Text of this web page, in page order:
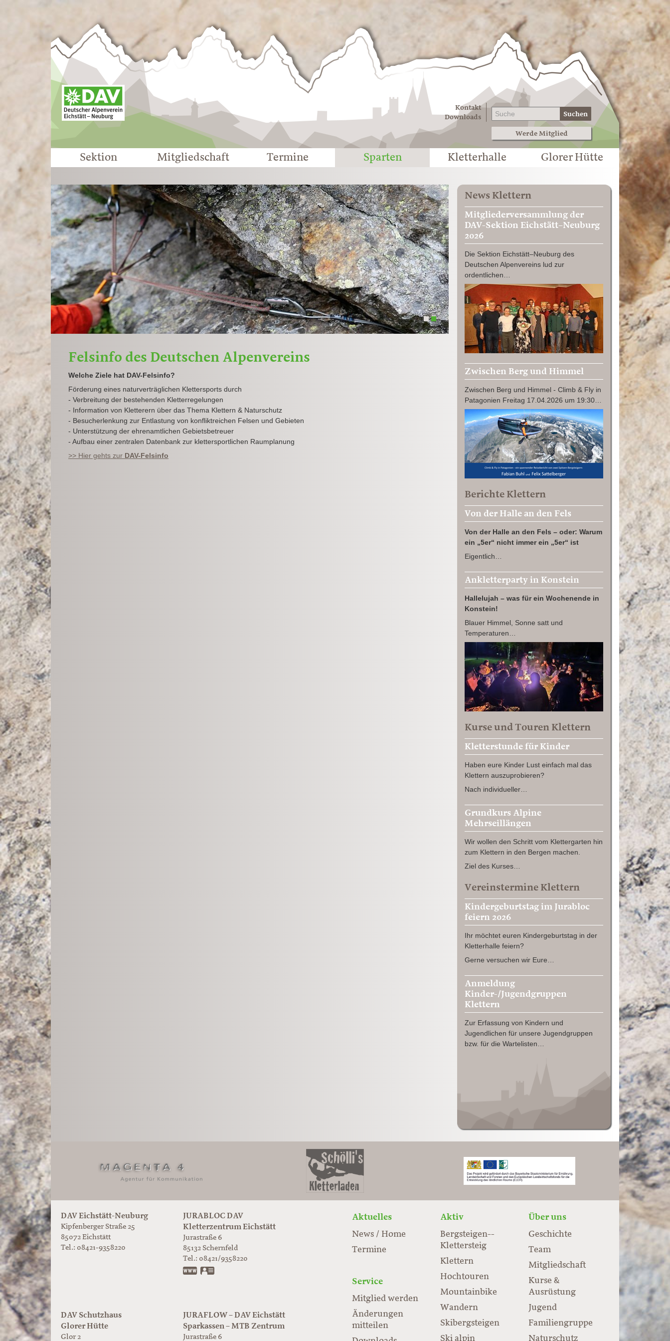
Sektion
Eichstätt
Kontakt
Downloads
Suchen
Werde Mitglied
Sektion Mitgliedschaft Termine Sparten Kletterhalle Glorer Hütte
1 2
Felsinfo des Deutschen Alpenvereins
Welche Ziele hat DAV-Felsinfo?
Förderung eines naturverträglichen Klettersports durch
- Verbreitung der bestehenden Kletterregelungen
- Information von Kletterern über das Thema Klettern & Naturschutz
- Besucherlenkung zur Entlastung von konfliktreichen Felsen und Gebieten
- Unterstützung der ehrenamtlichen Gebietsbetreuer
- Aufbau einer zentralen Datenbank zur klettersportlichen Raumplanung
>> Hier gehts zur DAV-Felsinfo
News Klettern
Mitgliederversammlung der
DAV-Sektion Eichstätt–Neuburg
2026
Die Sektion Eichstätt–Neuburg des
Deutschen Alpenvereins lud zur
ordentlichen…
Zwischen Berg und Himmel
Zwischen Berg und Himmel - Climb & Fly in
Patagonien Freitag 17.04.2026 um 19:30…
Berichte Klettern
Von der Halle an den Fels
Von der Halle an den Fels – oder: Warum
ein „5er“ nicht immer ein „5er“ ist
Eigentlich…
Ankletterparty in Konstein
Hallelujah – was für ein Wochenende in
Konstein!
Blauer Himmel, Sonne satt und
Temperaturen…
Kurse und Touren Klettern
Kletterstunde für Kinder
Haben eure Kinder Lust einfach mal das
Klettern auszuprobieren?
Nach individueller…
Grundkurs Alpine
Mehrseillängen
Wir wollen den Schritt vom Klettergarten hin
zum Klettern in den Bergen machen.
Ziel des Kurses…
Vereinstermine Klettern
Kindergeburtstag im Jurabloc
feiern 2026
Ihr möchtet euren Kindergeburtstag in der
Kletterhalle feiern?
Gerne versuchen wir Eure…
Anmeldung
Kinder-/Jugendgruppen
Klettern
Zur Erfassung von Kindern und
Jugendlichen für unsere Jugendgruppen
bzw. für die Wartelisten…
DAV Eichstätt-Neuburg
Kipfenberger Straße 25
85072 Eichstätt
Tel.: 08421-9358220
JURABLOC DAV
Kletterzentrum Eichstätt
Jurastraße 6
85132 Schernfeld
Tel.: 08421/9358220
www.jurabloc.de
DAV Schutzhaus
Glorer Hütte
Glor 2
JURAFLOW – DAV Eichstätt
Sparkassen – MTB Zentrum
Jurastraße 6
Aktuelles
News / Home
Termine
Aktiv
Bergsteigen-­
Klettersteig
Klettern
Hochtouren
Mountainbike
Wandern
Skibergsteigen
Ski alpin
Über uns
Geschichte
Team
Mitgliedschaft
Kurse &
Ausrüstung
Jugend
Familiengruppe
Naturschutz
Service
Mitglied werden
Änderungen
mitteilen